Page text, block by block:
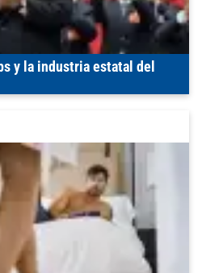
y la industria estatal del